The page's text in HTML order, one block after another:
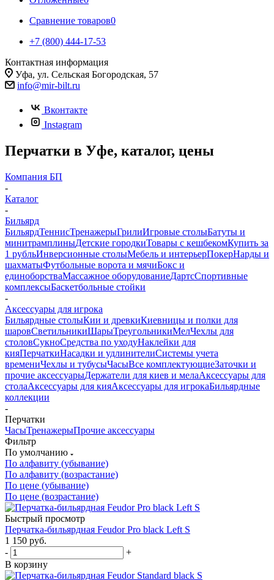
Сравнение товаров0
+7 (800) 444-17-53
Контактная информация
Уфа, ул. Сельская Богородская, 57
info@mir-bilt.ru
Вконтакте
Instagram
Перчатки в Уфе, каталог, цены
Компания БП
-
Каталог
-
Бильярд
БильярдТеннисТренажерыГрилиИгровые столыБатуты и
минитрамплиныДетские городкиТовары с кешбекомКупить за
1 рубльИнверсионные столыМебель и интерьерПокерНарды и
шахматыФутбольные ворота и мячиБокс и
единоборстваМассажное оборудованиеДартсСпортивные
комплексыБаскетбольные стойки
-
Аксессуары для игрока
Бильярдные столыКии и древкиКиевницы и полки для
шаровСветильникиШарыТреугольникиМелЧехлы для
столовСукноСредства по уходуНаклейки для
кияПерчаткиНасадки и удлинителиСистемы учета
времениЧехлы и тубусыЧасыВсе комплектующиеЗаточки и
прочие аксессуарыДержатели для киев и мелаАксессуары для
столаАксессуары для кияАксессуары для игрокаБильярдные
коллекции
-
Перчатки
ЧасыТренажерыПрочие аксессуары
Фильтр
По умолчанию
По алфавиту (убывание)
По алфавиту (возрастание)
По цене (убывание)
По цене (возрастание)
Быстрый просмотр
Перчатка-бильярдная Feudor Pro black Left S
1 150 руб.
-
+
В корзину